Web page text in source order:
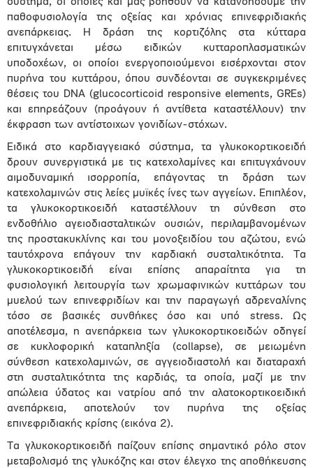
παθοφυσιολογία της οξείας και χρόνιας επινεφριδιακής
ανεπάρκειας. Η δράση της κορτιζόλης στα κύτταρα
επιτυγχάνεται μέσω ειδικών κυτταροπλασματικών
υποδοχέων, οι οποίοι ενεργοποιούμενοι εισέρχονται στον
πυρήνα του κυττάρου, όπου συνδέονται σε συγκεκριμένες
θέσεις του DNA (glucocorticoid responsive elements, GREs)
και επηρεάζουν (προάγουν ή αντίθετα καταστέλλουν) την
έκφραση των αντίστοιχων γονιδίων-στόχων.
Ειδικά στο καρδιαγγειακό σύστημα, τα γλυκοκορτικοειδή
δρουν συνεργιστικά με τις κατεχολαμίνες και επιτυγχάνουν
αιμοδυναμική ισορροπία, επάγοντας τη δράση των
κατεχολαμινών στις λείες μυϊκές ίνες των αγγείων. Επιπλέον,
τα γλυκοκορτικοειδή καταστέλλουν τη σύνθεση στο
ενδοθήλιο αγειοδιασταλτικών ουσιών, περιλαμβανομένων
της προστακυκλίνης και του μονοξειδίου του αζώτου, ενώ
ταυτόχρονα επάγουν την καρδιακή συσταλτικότητα. Τα
γλυκοκορτικοειδή είναι επίσης απαραίτητα για τη
φυσιολογική λειτουργία των χρωμαφινικών κυττάρων του
μυελού των επινεφριδίων και την παραγωγή αδρεναλίνης
τόσο σε βασικές συνθήκες όσο και υπό stress. Ως
αποτέλεσμα, η ανεπάρκεια των γλυκοκορτικοειδών οδηγεί
σε κυκλοφορική καταπληξία (collapse), σε μειωμένη
σύνθεση κατεχολαμινών, σε αγγειοδιαστολή και διαταραχή
στη συσταλτικότητα της καρδιάς, τα οποία, μαζί με την
απώλεια ύδατος και νατρίου από την αλατοκορτικοειδική
ανεπάρκεια, αποτελούν τον πυρήνα της οξείας
επινεφριδιακής κρίσης (εικόνα 2).
Τα γλυκοκορτικοειδή παίζουν επίσης σημαντικό ρόλο στον
μεταβολισμό της γλυκόζης και στον έλεγχο της αποθήκευσης